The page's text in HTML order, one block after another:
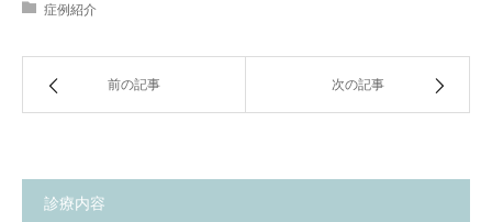
症例紹介
前の記事 次の記事
診療内容